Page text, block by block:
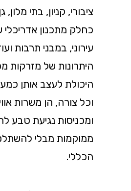
ציבורי, קניון, בתי מלון,
כחלק מתכנון
עירוני, במבני תרבות
היתרונות של מזרקות
היכולת לעצב אותן
וכל צורה, הן משרות
ומכניסות נגיעת טבע
ממוקמות מבלי
הכללי.